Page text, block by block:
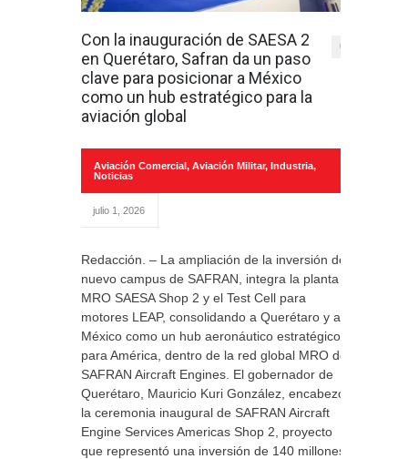
Con la inauguración de SAESA 2
en Querétaro, Safran da un paso
clave para posicionar a México
como un hub estratégico para la
aviación global
0
Aviación Comercial, Aviación Militar, Industria,
Noticias
julio 1, 2026
Redacción. – La ampliación de la inversión del
nuevo campus de SAFRAN, integra la planta
MRO SAESA Shop 2 y el Test Cell para
motores LEAP, consolidando a Querétaro y a
México como un hub aeronáutico estratégico
para América, dentro de la red global MRO de
SAFRAN Aircraft Engines. El gobernador de
Querétaro, Mauricio Kuri González, encabezó
la ceremonia inaugural de SAFRAN Aircraft
Engine Services Americas Shop 2, proyecto
que representó una inversión de 140 millones